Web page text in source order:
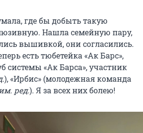
где бы добыть такую
Нашла семейную пару,
вышивкой, они согласились.
есть тюбетейка «Ак Барс»,
системы «Ак Барса», участник
), «Ирбис» (молодежная команда
ред.). Я за всех них болею!